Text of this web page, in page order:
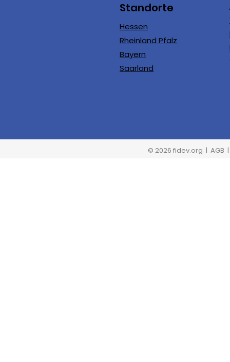
Standorte
Hessen
Rheinland Pfalz
Bayern
Saarland
© 2026 fidev.org | AGB